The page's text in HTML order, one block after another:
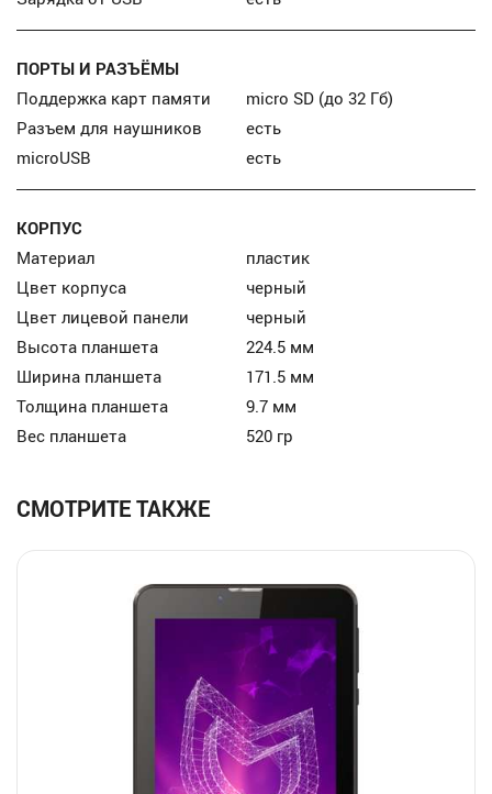
ПОРТЫ И РАЗЪЁМЫ
Поддержка карт памяти
micro SD (до 32 Гб)
Разъем для наушников
есть
microUSB
есть
КОРПУС
Материал
пластик
Цвет корпуса
черный
Цвет лицевой панели
черный
Высота планшета
224.5 мм
Ширина планшета
171.5 мм
Толщина планшета
9.7 мм
Вес планшета
520 гр
СМОТРИТЕ ТАКЖЕ